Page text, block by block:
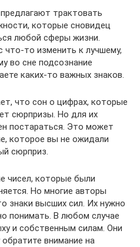
трактовать
которые сновидец
любой сферы жизни.
что-то изменить к лучшему,
во сне подсознание
каких-то важных знаков.
что сон о цифрах, которые
сюрпризы. Но для их
постараться. Это может
которое вы не ожидали
сюрприз.
чисел, которые были
Но многие авторы
знаки высших сил. Их нужно
понимать. В любом случае
и собственным силам. Они
внимание на